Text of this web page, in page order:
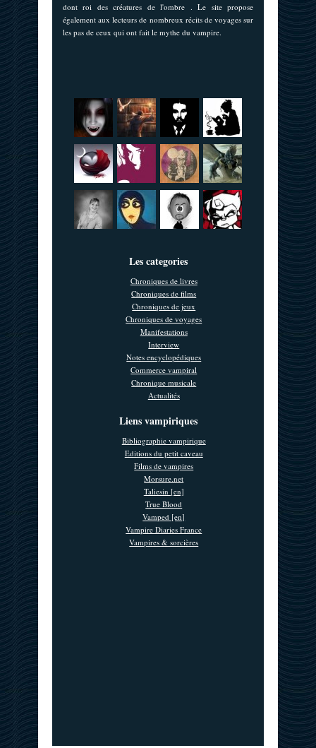
dont roi des créatures de l'ombre . Le site propose
également aux lecteurs de nombreux récits de voyages sur
les pas de ceux qui ont fait le mythe du vampire.
Les categories
Chroniques de livres
Chroniques de films
Chroniques de jeux
Chroniques de voyages
Manifestations
Interview
Notes encyclopédiques
Commerce vampiral
Chronique musicale
Actualités
Liens vampiriques
Bibliographie vampirique
Editions du petit caveau
Films de vampires
Morsure.net
Taliesin [en]
True Blood
Vamped [en]
Vampire Diaries France
Vampires & sorcières